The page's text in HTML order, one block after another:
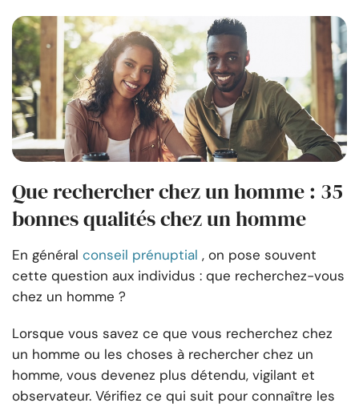
Que rechercher chez un homme : 35
bonnes qualités chez un homme
En général conseil prénuptial , on pose souvent
cette question aux individus : que recherchez-vous
chez un homme ?
Lorsque vous savez ce que vous recherchez chez
un homme ou les choses à rechercher chez un
homme, vous devenez plus détendu, vigilant et
observateur. Vérifiez ce qui suit pour connaître les